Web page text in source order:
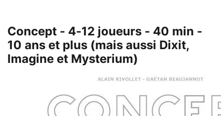
Concept - 4-12 joueurs - 40 min -
10 ans et plus (mais aussi Dixit,
Imagine et Mysterium)